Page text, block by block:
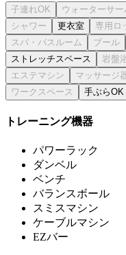
更衣室
ストレッチスペース
手ぶらOK
トレーニング機器
パワーラック
ダンベル
ベンチ
バランスボール
スミスマシン
ケーブルマシン
EZバー